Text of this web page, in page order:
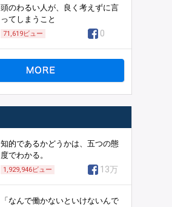
頭のわるい人が、良く考えずに言
ってしまうこと
71,619ビュー 0
知的であるかどうかは、五つの態
度でわかる。
1,929,946ビュー 13万
「なんで働かないといけないんで